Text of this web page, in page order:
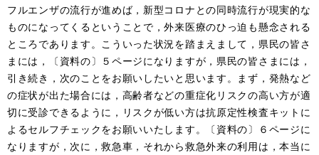
フルエンザの流行が進めば，新型コロナとの同時流行が現実的な
ものになってくるということで，外来医療のひっ迫も懸念される
ところであります。こういった状況を踏まえまして，県民の皆さ
まには，〔資料の〕５ページになりますが，県民の皆さまには，
引き続き，次のことをお願いしたいと思います。まず，発熱など
の症状が出た場合には，高齢者などの重症化リスクの高い方が適
切に受診できるように，リスクが低い方は抗原定性検査キットに
よるセルフチェックをお願いいたします。〔資料の〕６ページに
なりますが，次に，救急車，それから救急外来の利用は，本当に